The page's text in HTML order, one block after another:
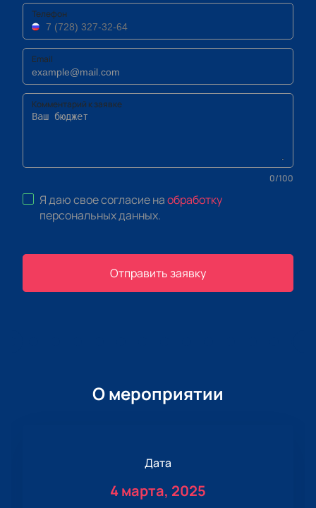
Телефон
Email
Комментарий к заявке
0/100
Я даю свое согласие наобработку
персональных данных.
Отправить заявку
О мероприятии
Дата
4 марта, 2025